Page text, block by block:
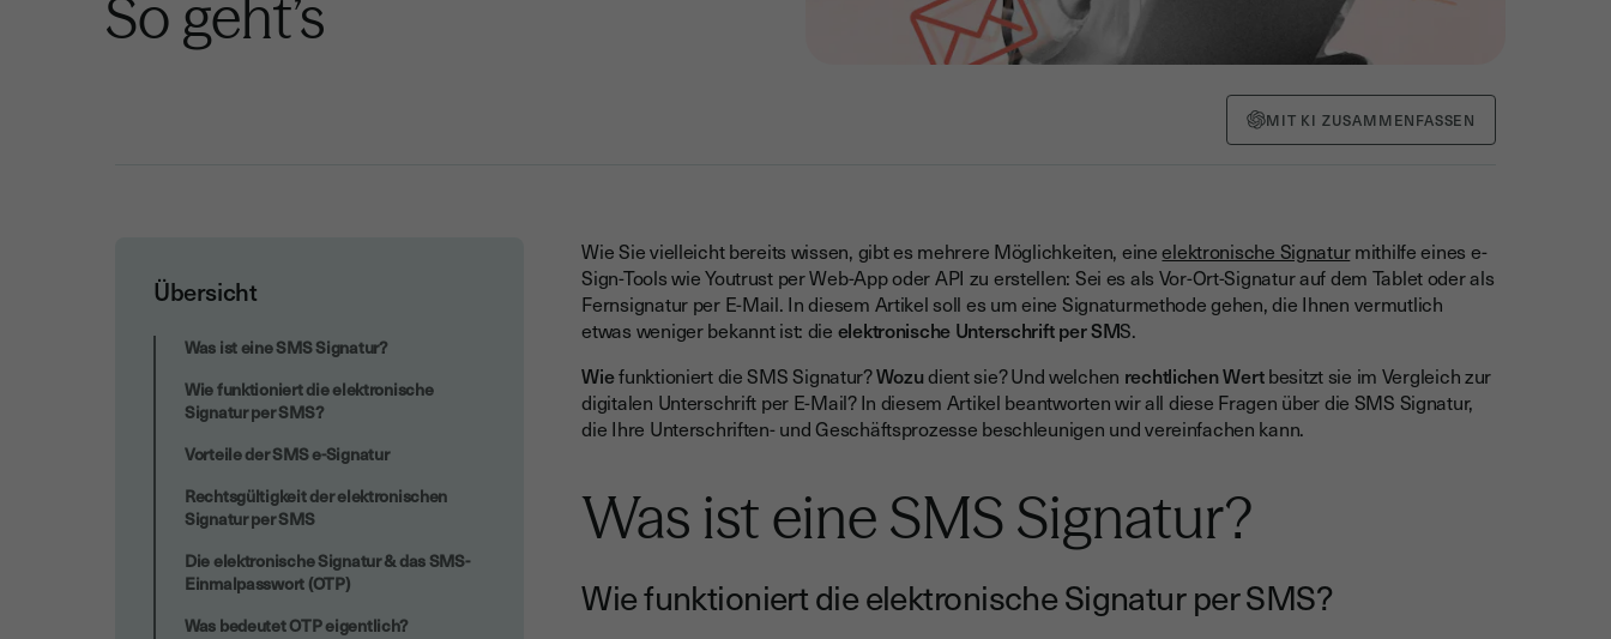
So geht’s
MIT KI ZUSAMMENFASSEN
Übersicht
Unterschriftenprozesse mit der SMS
machen
Was ist eine SMS Signatur?
Wie funktioniert die elektronische
Signatur per SMS?
Vorteile der SMS e-Signatur
Rechtsgültigkeit der elektronischen
Signatur per SMS
Die elektronische Signatur & das SMS-
Einmalpasswort (OTP)
Was bedeutet OTP eigentlich?
Wie Sie vielleicht bereits wissen, gibt es mehrere Möglichkeiten, eineelektronische Signaturmithilfe eines e-
Sign-Tools wie Youtrust per Web-App oder API zu erstellen: Sei es als Vor-Ort-Signatur auf dem Tablet oder als
Fernsignatur per E-Mail. In diesem Artikel soll es um eine Signaturmethode gehen, die Ihnen vermutlich
etwas weniger bekannt ist: die elektronische Unterschrift per SMS.
Wiefunktioniert die SMS Signatur?Wozudient sie? Und welchen rechtlichen Wertbesitzt sie im Vergleich zur
digitalen Unterschrift per E-Mail? In diesem Artikel beantworten wir all diese Fragen über die SMS Signatur,
die Ihre Unterschriften- und Geschäftsprozesse beschleunigen und vereinfachen kann.
Was ist eine SMS Signatur?
Wie funktioniert die elektronische Signatur per SMS?